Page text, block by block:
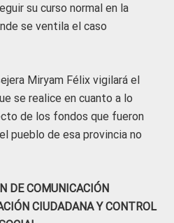
su curso normal en la
se ventila el caso
Miryam Félix vigilará el
se realice en cuanto a lo
de los fondos que fueron
pueblo de esa provincia no
DE COMUNICACIÓN
CIUDADANA Y CONTROL